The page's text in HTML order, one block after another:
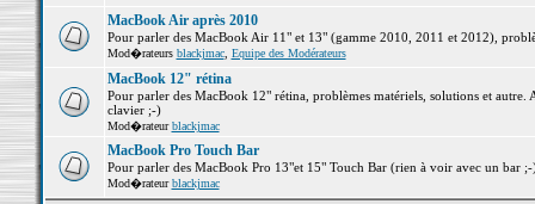
MacBook Air après 2010
Pour parler des MacBook Air 11" et 13" (gamme 2010, 2011 et 2012),
Mod�rateurs blackjmac, Equipe des Modérateurs
MacBook 12" rétina
Pour parler des MacBook 12" rétina, problèmes matériels, solutions et
clavier ;-)
Mod�rateurblackjmac
MacBook Pro Touch Bar
Pour parler des MacBook Pro 13"et 15" Touch Bar (rien à voir avec un bar
Mod�rateurblackjmac